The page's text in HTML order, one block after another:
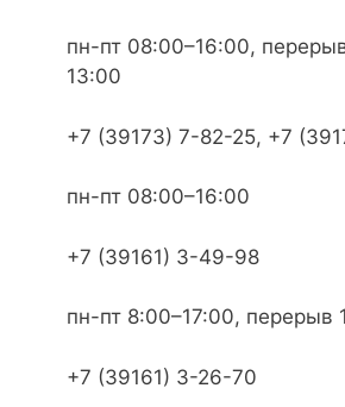
пн-пт 08:00–16:00,
13:00
+7 (39173) 7-82-25, +7
пн-пт 08:00–16:00
+7 (39161) 3-49-98
пн-пт 8:00–17:00, перерыв
+7 (39161) 3-26-70